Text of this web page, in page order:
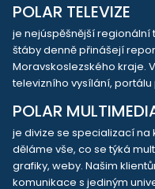
POLAR TELEVIZE
je nejúspěšnější regionální
štáby denně přinášejí
Moravskoslezského kraje.
televizního vysílání,
POLAR
je divize se specializací
děláme vše, co se týká
grafiky, weby. Našim
komunikace s jediným